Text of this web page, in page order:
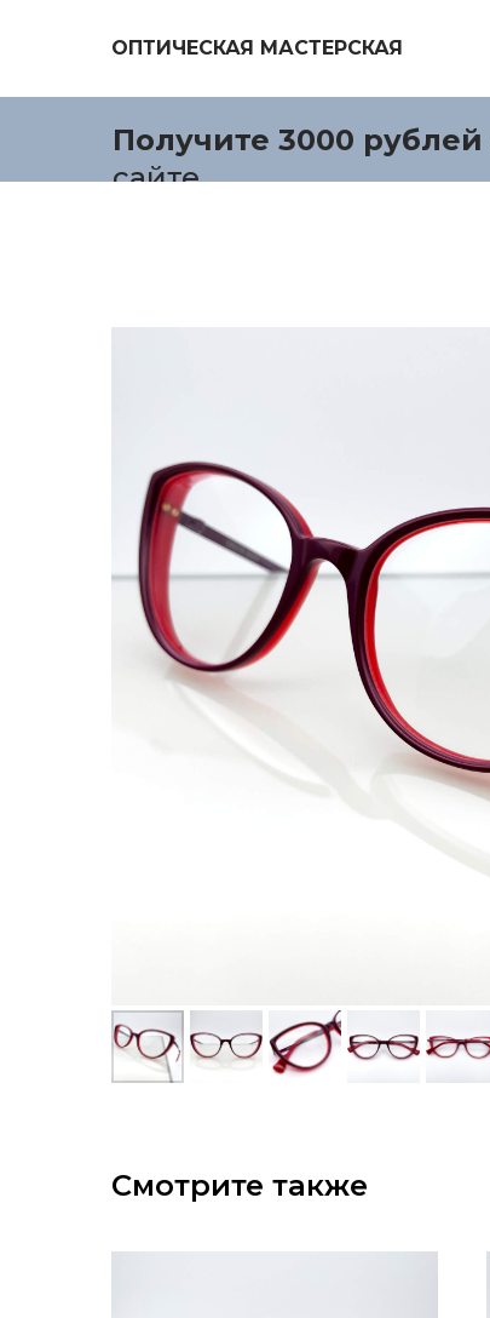
ОПТИЧЕСКАЯ МАСТЕРСКАЯ
Получите 3000 рублей
сайте.
Смотрите также